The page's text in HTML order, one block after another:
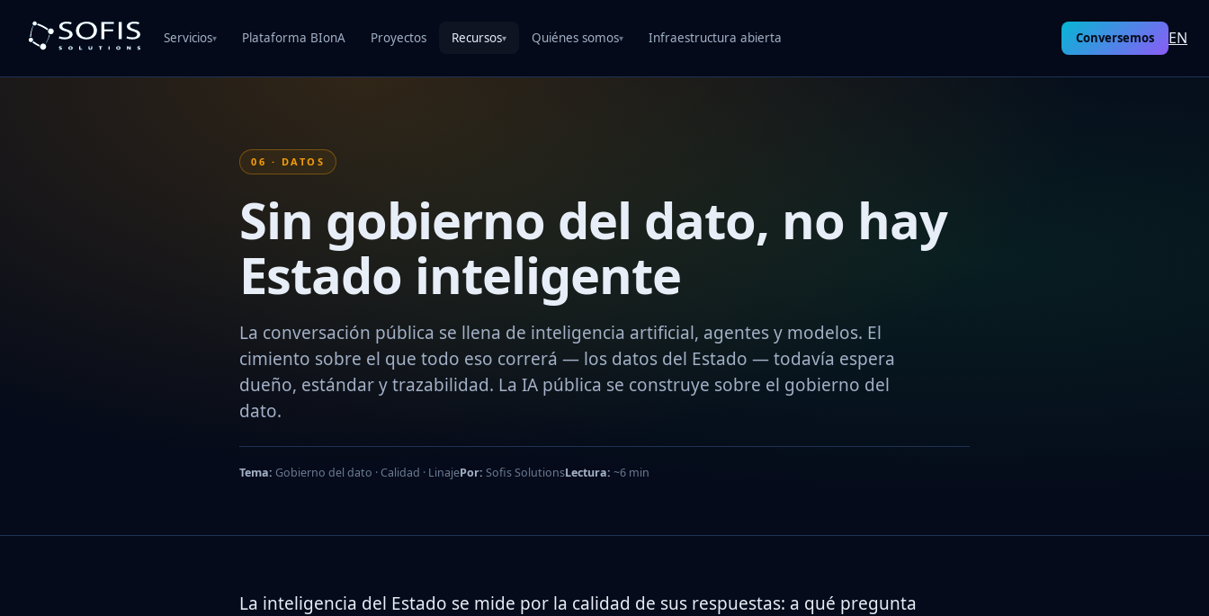
Servicios▾ Plataforma BIonA Proyectos Recursos▾ Quiénes somos▾ Infraestructura abierta Conversemos EN
06 · DATOS
Sin gobierno del dato, no hay
Estado inteligente
La conversación pública se llena de inteligencia artificial, agentes y modelos. El
cimiento sobre el que todo eso correrá — los datos del Estado — todavía espera
dueño, estándar y trazabilidad. La IA pública se construye sobre el gobierno del
dato.
Tema: Gobierno del dato · Calidad · LinajePor: Sofis SolutionsLectura: ~6 min
La inteligencia del Estado se mide por la calidad de sus respuestas: a qué pregunta